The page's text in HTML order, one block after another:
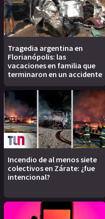
Tragedia argentina en
Florianópolis: las
vacaciones en familia que
terminaron en un accidente
Incendio de al menos siete
colectivos en Zárate: ¿fue
intencional?